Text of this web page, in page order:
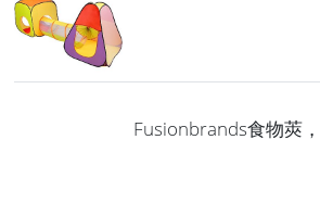
Fusionbrands食物莢